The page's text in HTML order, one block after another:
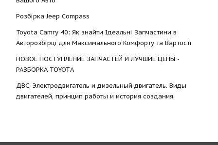
Розбірка Jeep Compass
Toyota Camry 40: Як знайти Ідеальні Запчастини в
Авторозбірці для Максимального Комфорту та Вартості
НОВОЕ ПОСТУПЛЕНИЕ ЗАПЧАСТЕЙ И ЛУЧШИЕ ЦЕНЫ -
РАЗБОРКА TOYOTА
ДВС, Электродвигатель и дизельный двигатель. Виды
двигателей, принцип работы и история создания.